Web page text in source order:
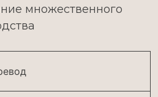
множественного